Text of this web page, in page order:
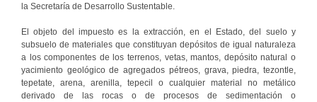
la Secretaría de Desarrollo Sustentable.
El objeto del impuesto es la extracción, en el Estado, del suelo y
subsuelo de materiales que constituyan depósitos de igual naturaleza
a los componentes de los terrenos, vetas, mantos, depósito natural o
yacimiento geológico de agregados pétreos, grava, piedra, tezontle,
tepetate, arena, arenilla, tepecil o cualquier material no metálico
derivado de las rocas o de procesos de sedimentación o